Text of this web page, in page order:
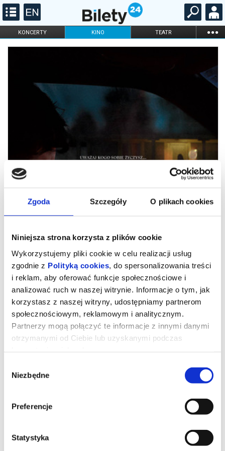
Zgoda Szczegóły O plikach cookies
Niniejsza strona korzysta z plików cookie
Wykorzystujemy pliki cookie w celu realizacji usług
zgodnie z Polityką cookies , do spersonalizowania treści
i reklam, aby oferować funkcje społecznościowe i
analizować ruch w naszej witrynie. Informacje o tym, jak
korzystasz z naszej witryny, udostępniamy partnerom
społecznościowym, reklamowym i analitycznym.
Partnerzy mogą połączyć te informacje z innymi danymi
otrzymanymi od Ciebie lub uzyskanymi podczas
zgody
Niezbędne
Preferencje
Statystyka
KONCERTY KINO TEATR ...
FILHARMONIA OPERA I BALET
OBSESJA
Bear (Michael Johnston) platonicznie zakochany w swojej
przyjaciółce Nikki (Inde Navarrette), chce zdobyć serce ukochanej i
działa i chłopak otrzymuje dokładnie to, o co prosił, ale wkrótce
odkrywa, że niektóre pragnienia mają mroczną, złowrogą cenę.